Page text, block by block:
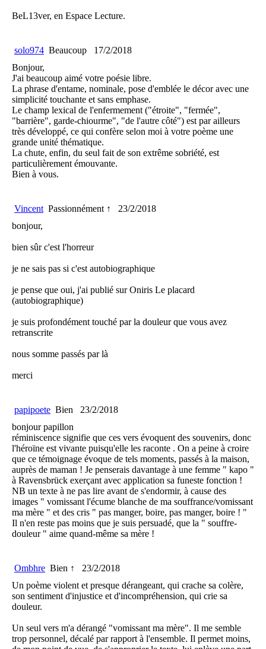
BeL13ver, en Espace Lecture.
solo974 Beaucoup
17/2/2018
Bonjour,
J'ai beaucoup aimé votre poésie libre.
La phrase d'entame, nominale, pose d'emblée le décor avec une
simplicité touchante et sans emphase.
Le champ lexical de l'enfermement ("étroite", "fermée",
"barrière", garde-chiourme", "de l'autre côté") est par ailleurs
très développé, ce qui confère selon moi à votre poème une
grande unité thématique.
La chute, enfin, du seul fait de son extrême sobriété, est
particulièrement émouvante.
Bien à vous.
Vincent Passionnément ↑
23/2/2018
bonjour,
bien sûr c'est l'horreur
je ne sais pas si c'est autobiographique
je pense que oui, j'ai publié sur Oniris Le placard
(autobiographique)
je suis profondément touché par la douleur que vous avez
retranscrite
nous somme passés par là
merci
papipoete Bien
23/2/2018
bonjour papillon
réminiscence signifie que ces vers évoquent des souvenirs, donc
l'héroïne est vivante puisqu'elle les raconte . On a peine à croire
que ce témoignage évoque de tels moments, passés à la maison,
auprès de maman ! Je penserais davantage à une femme " kapo "
à Ravensbrück exerçant avec application sa funeste fonction !
NB un texte à ne pas lire avant de s'endormir, à cause des
images " vomissant l'écume blanche de ma souffrance/vomissant
ma mère " et des cris " pas manger, boire, pas manger, boire ! "
Il n'en reste pas moins que je suis persuadé, que la " souffre-
douleur " aime quand-même sa mère !
Ombhre Bien ↑
23/2/2018
Un poème violent et presque dérangeant, qui crache sa colère,
son sentiment d'injustice et d'incompréhension, qui crie sa
douleur.
Un seul vers m'a dérangé "vomissant ma mère". Il me semble
trop personnel, décalé par rapport à l'ensemble. Il permet moins,